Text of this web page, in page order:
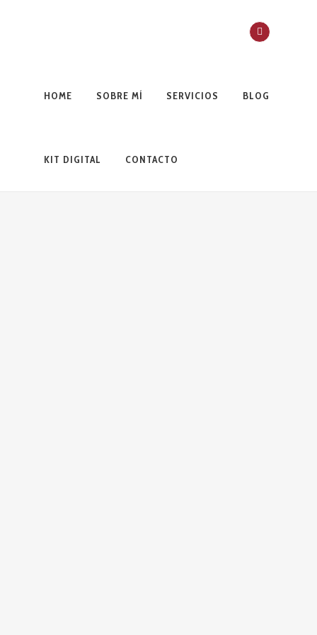
HOME SOBRE MÍ SERVICIOS BLOG
KIT DIGITAL CONTACTO